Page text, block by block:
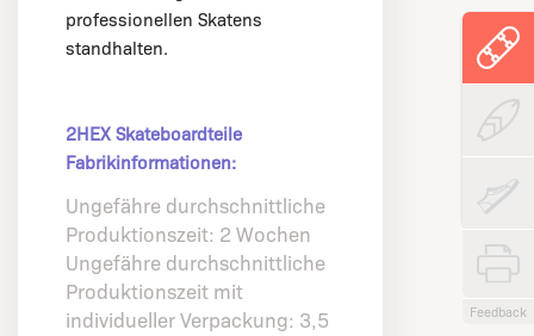
Feedback
professionellen Skatens
standhalten.
2HEX Skateboardteile
Fabrikinformationen:
Ungefähre durchschnittliche
Produktionszeit: 2 Wochen
Ungefähre durchschnittliche
Produktionszeit mit
individueller Verpackung: 3,5